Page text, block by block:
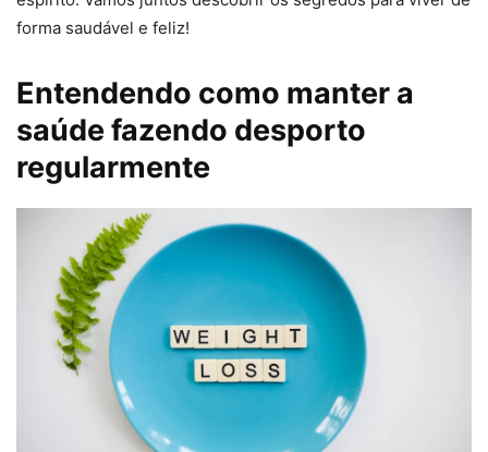
forma saudável e feliz!
Entendendo como manter a
saúde fazendo desporto
regularmente